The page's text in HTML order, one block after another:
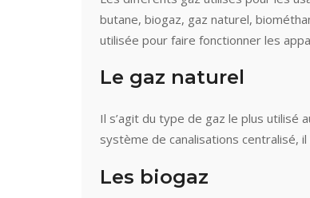
butane, biogaz, gaz naturel,
utilisée pour faire fonctionner les
Le gaz naturel
Il s’agit du type de gaz le plus utilisé
système de canalisations centralisé,
Les biogaz